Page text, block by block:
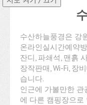
수산하늘풍경은 강
온라인실시간예약
잔디, 파쇄석, 맨흙
장작판매, Wi-Fi, 장
습니다.
인근에 가볼만한 관
에 다른 캠핑장으로